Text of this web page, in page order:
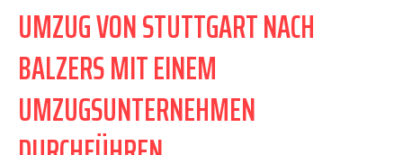
UMZUG VON STUTTGART NACH
BALZERS MIT EINEM
UMZUGSUNTERNEHMEN